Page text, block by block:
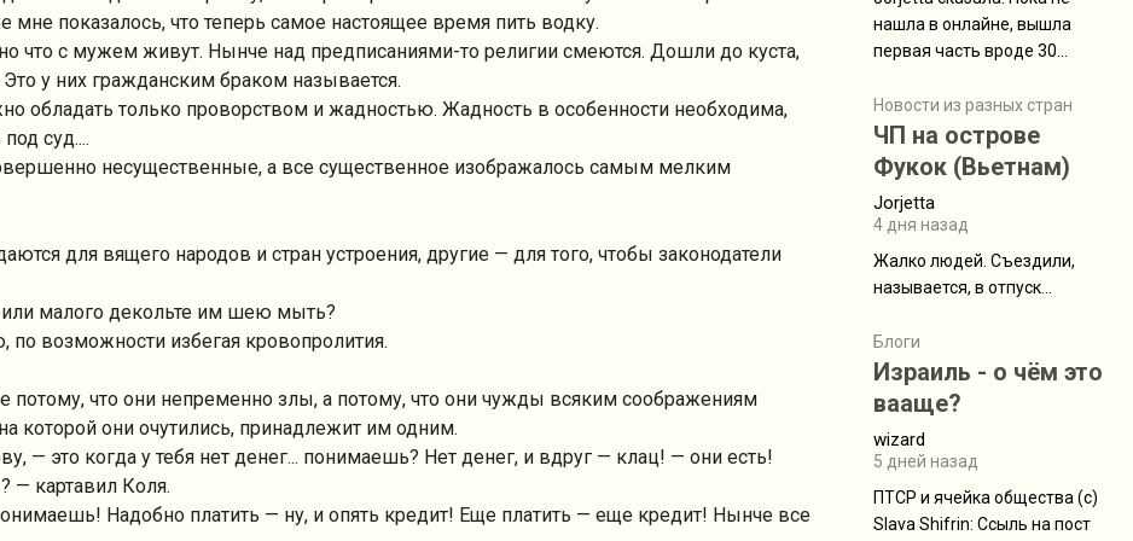
показалось, что теперь самое настоящее время пить водку.
что с мужем живут. Нынче над предписаниями-то религии смеются. Дошли до куста,
у них гражданским браком называется.
обладать только проворством и жадностью. Жадность в особенности необходима,
суд....
несущественные, а все существенное изображалось самым мелким
для вящего народов и стран устроения, другие — для того, чтобы законодатели
малого декольте им шею мыть?
возможности избегая кровопролития.
что они непременно злы, а потому, что они чужды всяким соображениям
которой они очутились, принадлежит им одним.
— это когда у тебя нет денег... понимаешь? Нет денег, и вдруг — клац! — они есть!
— картавил Коля.
Надобно платить — ну, и опять кредит! Еще платить — еще кредит! Нынче все
нашла в онлайне, вышла
первая часть вроде 30
Дивали 8 ноября.
Новости из разных стран
ЧП на острове
Фукок (Вьетнам)
Jorjetta
4 дня назад
Жалко людей. Съездили,
называется, в отпуск...
Блоги
Израиль - о чём это
вааще?
wizard
5 дней назад
ПТСР и ячейка общества (с)
Slava Shifrin: Ссыль на пост